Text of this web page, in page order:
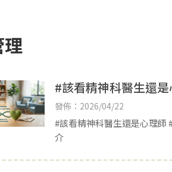
#該看精神科醫生還
發佈：2026/04/22
#該看精神科醫生還是心理師
介